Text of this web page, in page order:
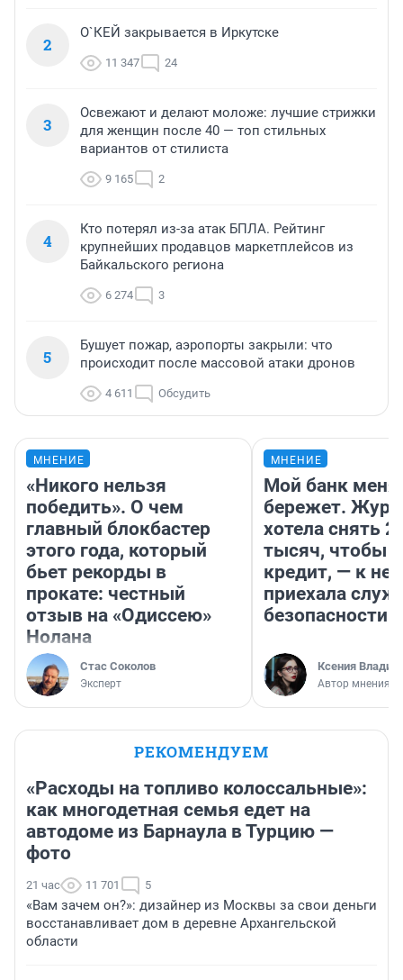
2
О`КЕЙ закрывается в Иркутске
11 347 24
3
Освежают и делают моложе: лучшие стрижки
для женщин после 40 — топ стильных
вариантов от стилиста
9 165 2
4
Кто потерял из-за атак БПЛА. Рейтинг
крупнейших продавцов маркетплейсов из
Байкальского региона
6 274 3
5
Бушует пожар, аэропорты закрыли: что
происходит после массовой атаки дронов
4 611 Обсудить
МНЕНИЕ
«Никого нельзя
победить». О чем
главный блокбастер
этого года, который
бьет рекорды в
прокате: честный
отзыв на «Одиссею»
Нолана
Стас Соколов
Эксперт
МНЕНИЕ
Мой банк меня
бережет.
хотела снять
тысяч, чтобы
кредит, — к
приехала
безопасности
Ксения
Автор мнения
РЕКОМЕНДУЕМ
«Расходы на топливо колоссальные»:
как многодетная семья едет на
автодоме из Барнаула в Турцию —
фото
21 час 11 701 5
«Вам зачем он?»: дизайнер из Москвы за свои деньги
восстанавливает дом в деревне Архангельской
области